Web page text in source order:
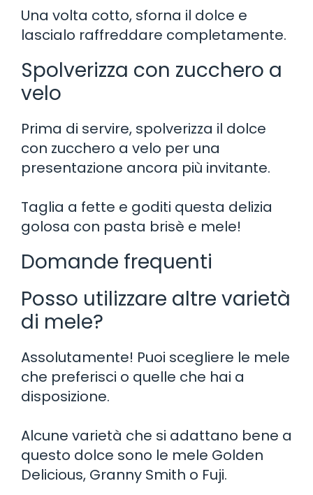
Una volta cotto, sforna il dolce e
lascialo raffreddare completamente.
Spolverizza con zucchero a
velo
Prima di servire, spolverizza il dolce
con zucchero a velo per una
presentazione ancora più invitante.
Taglia a fette e goditi questa delizia
golosa con pasta brisè e mele!
Domande frequenti
Posso utilizzare altre varietà
di mele?
Assolutamente! Puoi scegliere le mele
che preferisci o quelle che hai a
disposizione.
Alcune varietà che si adattano bene a
questo dolce sono le mele Golden
Delicious, Granny Smith o Fuji.